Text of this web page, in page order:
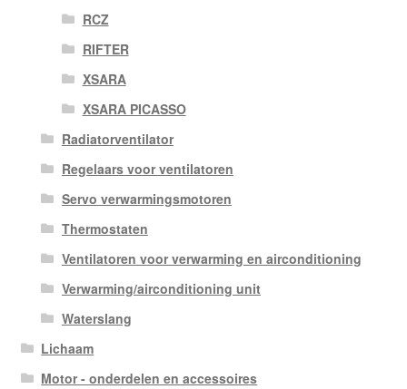
RCZ
RIFTER
XSARA
XSARA PICASSO
Radiatorventilator
Regelaars voor ventilatoren
Servo verwarmingsmotoren
Thermostaten
Ventilatoren voor verwarming en airconditioning
Verwarming/airconditioning unit
Waterslang
Lichaam
Motor - onderdelen en accessoires